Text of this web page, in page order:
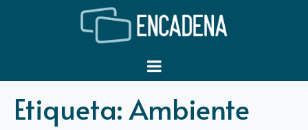
Etiqueta: Ambiente